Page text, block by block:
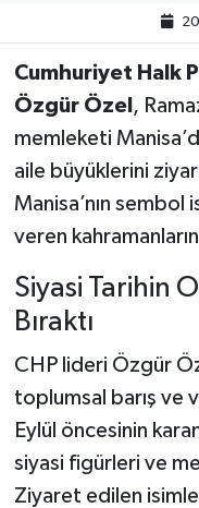
Cumhuriyet Halk
Özgür Özel ,
memleketi
aile büyüklerini
Manisa’nın sembol
veren
Siyasi Tarihin
Bıraktı
CHP lideri Özgür
toplumsal barış ve
Eylül öncesinin
siyasi figürleri ve
Ziyaret edilen